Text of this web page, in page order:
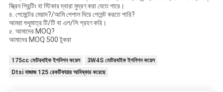
স্ক্রিন প্রিন্টিং বা স্টিকার দ্বারা মুদ্রণ করা যেতে পারে।
৪. পেমেন্টের মেয়াদ?/আমি পেপাল দিয়ে পেমেন্ট করতে পারি?
আমরা শুধুমাত্র টি/টি বা এল/সি গ্রহণ করি।
৫. আমাদের MOQ?
আমাদের MOQ 500 টুকরা
175cc মোটরবাইক ইগনিশন কয়েল
3W4S মোটরবাইক ইগনিশন কয়েল
Dtsi বাজাজ 125 রেকটিফায়ার আবিষ্কার করেছে